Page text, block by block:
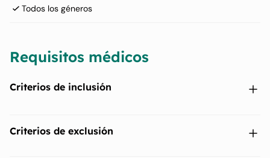
Todos los géneros
Requisitos médicos
Criterios de inclusión
del comienzo de los síntomas.
Criterios de exclusión